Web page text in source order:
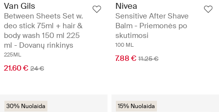
Van Gils
Between Sheets Set w.
deo stick 75ml + hair &
body wash 150 ml 225
ml - Dovanų rinkinys
225ML
21.60 € 24 €
Nivea
Sensitive After Shave
Balm - Priemonės po
skutimosi
100 ML
7.88 € 11.25 €
30% Nuolaida 15% Nuolaida